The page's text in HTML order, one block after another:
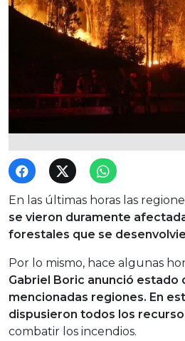
En las últimas horas las
se vieron duramente
forestales que se
Por lo mismo, hace algunas
Gabriel Boric anunció estado
mencionadas regiones. En
dispusieron todos los
combatir los incendios.